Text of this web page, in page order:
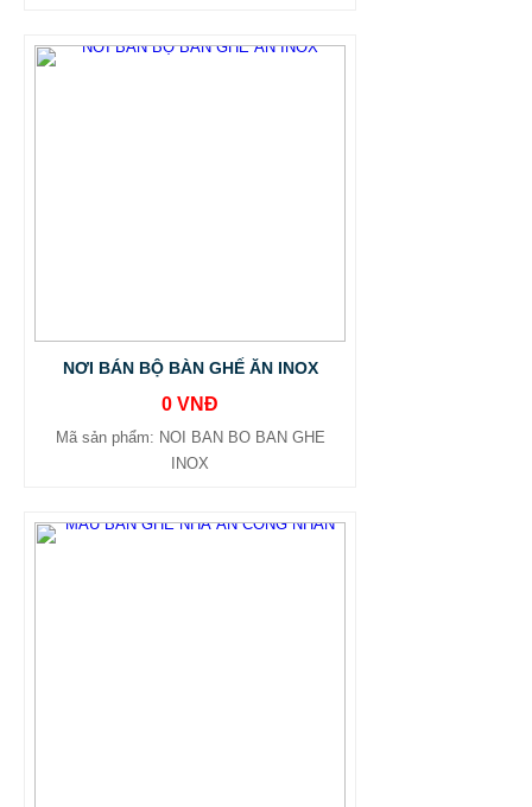
NƠI BÁN BỘ BÀN GHẾ ĂN INOX
0 VNĐ
Mã sản phẩm: NOI BAN BO BAN GHE
INOX